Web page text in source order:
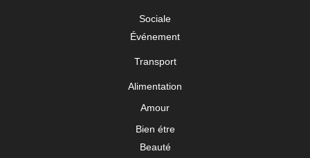
Sociale
Événement
Transport
Alimentation
Amour
Bien étre
Beauté